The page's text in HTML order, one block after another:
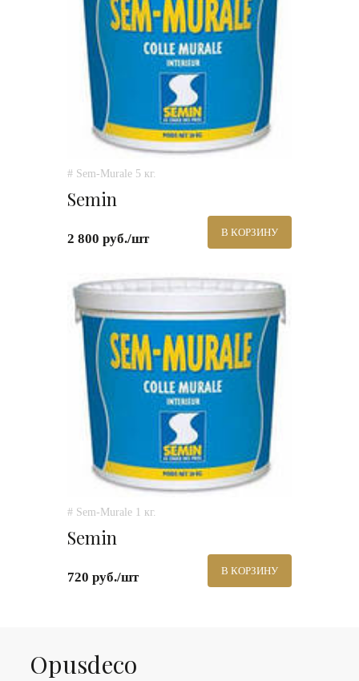
# Sem-Murale 5 кг.
Semin
2 800 руб./шт В КОРЗИНУ
# Sem-Murale 1 кг.
Semin
720 руб./шт В КОРЗИНУ
Оpusdeco